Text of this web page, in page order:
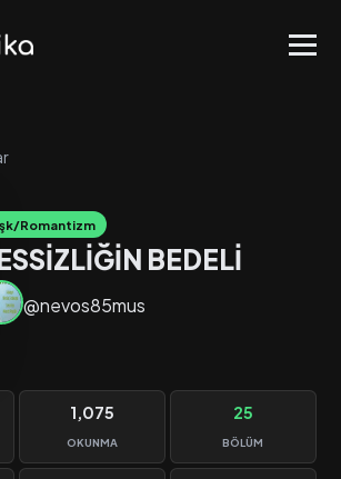
Romantizm
BEDELİ
@nevos85mus
1,075
OKUNMA
25
BÖLÜM